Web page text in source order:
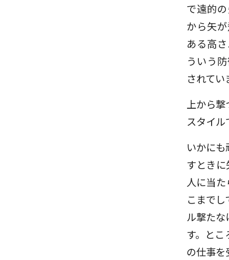
で遠的
から矢
ある高
ういう
されてい
上から
スタイ
いかに
すとき
人に当
こまで
ル撃た
す。と
の仕事